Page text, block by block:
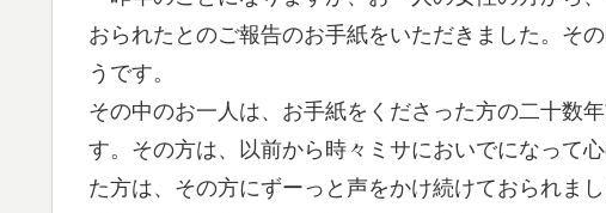
おられたとのご報告のお手紙をいただきました。そ
うです。
その中のお一人は、お手紙をくださった方の二十数
す。その方は、以前から時々ミサにおいでになって
た方は、その方にずーっと声をかけ続けておられま